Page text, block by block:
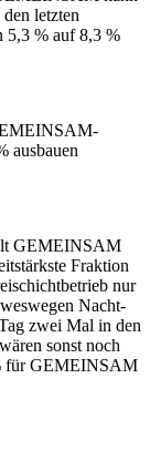
letzten
5,3 % auf 8,3 %
ausbauen
GEMEINSAM
Fraktion
nur
Nacht-
zwei Mal in den
sonst noch
für GEMEINSAM